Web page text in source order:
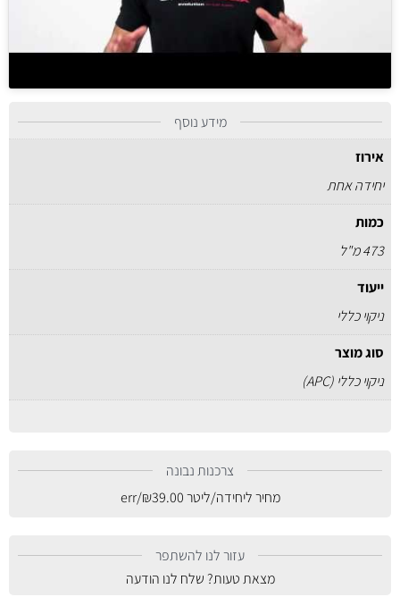
מידע נוסף
אירוז
יחידה אחת
כמות
473 מ"ל
ייעוד
ניקוי כללי
סוג מוצר
ניקוי כללי (APC)
צרכנות נבונה
מחיר ליחידה/ליטר
₪39.00
/err
עזור לנו להשתפר
מצאת טעות? שלח לנו הודעה